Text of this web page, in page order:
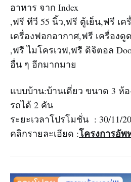
อาหาร จาก Index
,ฟรี ทีวี 55 นิ้ว,ฟรี ตู้เย็น,ฟรี เ
เครื่องฟอกอากาศ,ฟรี เครื่องดู
,ฟรี ไมโครเวฟ,ฟรี ดิจิตอล
อื่น ๆ อีกมากมาย
แบบบ้าน:บ้านเดี่ยว ขนาด 3 ห้
รถได้ 2 คัน
ระยะเวลาโปรโมชั่น : 30/11/
คลิกรายละเอียด :โครงการอั